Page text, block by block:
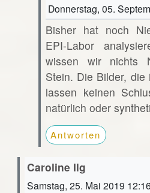
Donnerstag, 05.
Bisher hat noch
EPI-Labor
wissen wir nichts
Stein. Die Bilder,
lassen keinen
natürlich oder
Antworten
Caroline Ilg
Samstag, 25. Mai 2019 12:16